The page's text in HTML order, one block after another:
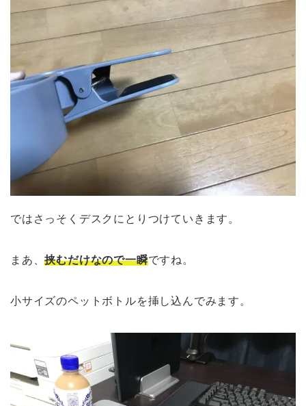
ではさっそくデスクにとりつけていきます。
まあ、挟むだけなので一瞬ですね。
小サイズのペットボトルを挿し込んでみます。